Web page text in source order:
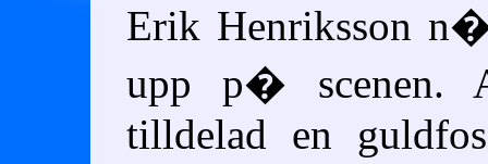
Erik Henriksson
upp p� scenen.
tilldelad en